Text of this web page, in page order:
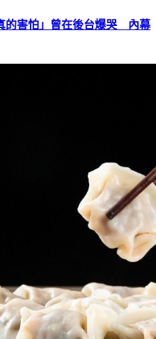
的害怕」曾在後台爆哭 內幕